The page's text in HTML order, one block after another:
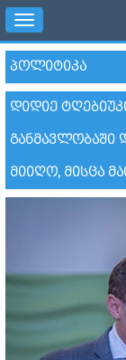
Toggle
navigation
ᲞᲝᲚᲘᲢᲘᲙᲐ
ᲓᲘᲓᲘᲔ
ᲒᲐᲜᲛᲐᲕᲚᲝᲑᲐᲨᲘ
ᲛᲘᲘᲦᲝ, ᲛᲘᲡᲪᲐ